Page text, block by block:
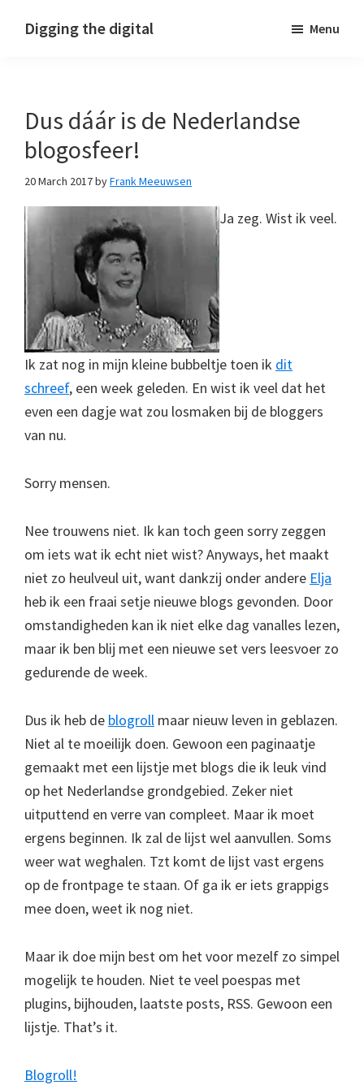
Digging the digital Menu
Dus dáár is de Nederlandse
blogosfeer!
20 March 2017byFrank Meeuwsen
Ja zeg. Wist ik veel.
Ik zat nog in mijn kleine bubbeltje toen ik dit
schreef, een week geleden. En wist ik veel dat het
even een dagje wat zou losmaken bij de bloggers
van nu.
Sorry mensen.
Nee trouwens niet. Ik kan toch geen sorry zeggen
om iets wat ik echt niet wist? Anyways, het maakt
niet zo heulveul uit, want dankzij onder andere Elja
heb ik een fraai setje nieuwe blogs gevonden. Door
omstandigheden kan ik niet elke dag vanalles lezen,
maar ik ben blij met een nieuwe set vers leesvoer zo
gedurende de week.
Dus ik heb de blogroll maar nieuw leven in geblazen.
Niet al te moeilijk doen. Gewoon een paginaatje
gemaakt met een lijstje met blogs die ik leuk vind
op het Nederlandse grondgebied. Zeker niet
uitputtend en verre van compleet. Maar ik moet
ergens beginnen. Ik zal de lijst wel aanvullen. Soms
weer wat weghalen. Tzt komt de lijst vast ergens
op de frontpage te staan. Of ga ik er iets grappigs
mee doen, weet ik nog niet.
Maar ik doe mijn best om het voor mezelf zo simpel
mogelijk te houden. Niet te veel poespas met
plugins, bijhouden, laatste posts, RSS. Gewoon een
lijstje. That’s it.
Blogroll!